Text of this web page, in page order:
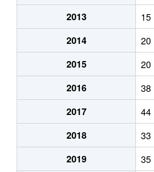
2013
15
2014
20
2015
20
2016
38
2017
44
2018
33
2019
35